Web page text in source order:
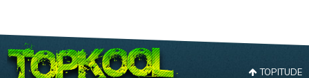
TOPITUDE